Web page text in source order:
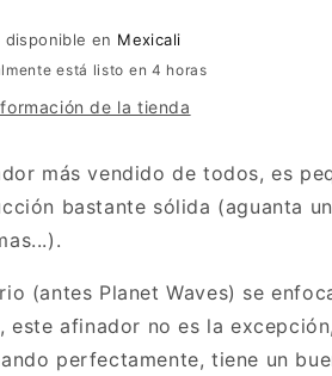
disponible en Mexicali
está listo en 4 horas
de la tienda
más vendido de todos, es
bastante sólida (aguanta
(antes Planet Waves) se
este afinador no es la
perfectamente, tiene un